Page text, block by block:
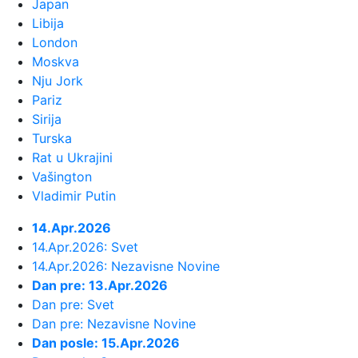
23:59:
autobus u vazduh, dve osobe poginul...
23:55:
HUMSKOJ: Jedna stvar posebno ga je ra...
23:54:
Aleksić: "Nemamo čega da se
plašimo u Kazahstanu" VIDEO
Partizan napada po krilu"
23:47:Škoda Peaq u serijskoj proizvodnji
23:44: "Mesi bi bio Pikaso" VIDEO
Japan
Libija
London
Moskva
Nju Jork
Pariz
Sirija
Turska
Rat u Ukrajini
Vašington
Vladimir Putin
14.Apr.2026
14.Apr.2026: Svet
14.Apr.2026: Nezavisne Novine
Dan pre: 13.Apr.2026
Dan pre: Svet
Dan pre: Nezavisne Novine
Dan posle: 15.Apr.2026